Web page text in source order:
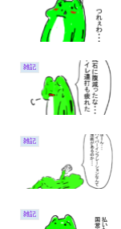
雑記
雑記
雑記